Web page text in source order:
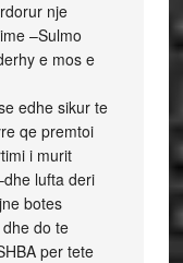
nje
–Sulmo
e mos e
edhe sikur te
qe premtoi
i murit
lufta deri
botes
do te
per tete